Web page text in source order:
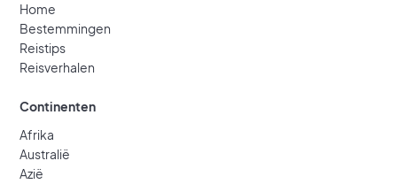
Home
Bestemmingen
Reistips
Reisverhalen
Continenten
Afrika
Australië
Azië